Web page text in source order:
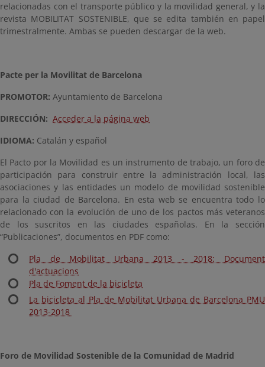
relacionadas con el transporte público y la movilidad general, y la
revista MOBILITAT SOSTENIBLE, que se edita también en papel
trimestralmente. Ambas se pueden descargar de la web.
Pacte per la Movilitat de Barcelona
PROMOTOR: Ayuntamiento de Barcelona
DIRECCIÓN: Acceder a la página web
IDIOMA: Catalán y español
El Pacto por la Movilidad es un instrumento de trabajo, un foro de
participación para construir entre la administración local, las
asociaciones y las entidades un modelo de movilidad sostenible
para la ciudad de Barcelona. En esta web se encuentra todo lo
relacionado con la evolución de uno de los pactos más veteranos
de los suscritos en las ciudades españolas. En la sección
“Publicaciones”, documentos en PDF como:
Pla de Mobilitat Urbana 2013 - 2018: Document
d'actuacions
Pla de Foment de la bicicleta
La bicicleta al Pla de Mobilitat Urbana de Barcelona PMU
2013-2018
Foro de Movilidad Sostenible de la Comunidad de Madrid